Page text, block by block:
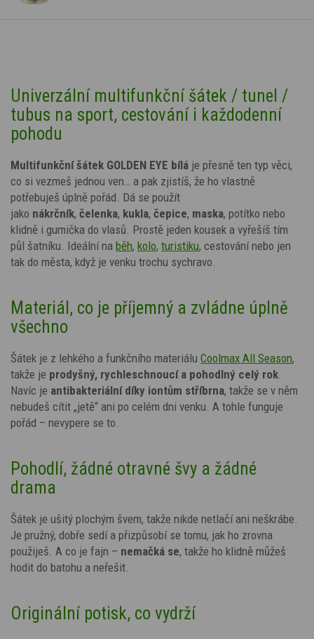
Univerzální multifunkční šátek / tunel /
tubus na sport, cestování i každodenní
pohodu
Multifunkční šátek GOLDEN EYE bílá je přesně ten typ věci,
co si vezmeš jednou ven… a pak zjistíš, že ho vlastně
potřebuješ úplně pořád. Dá se použít
jako nákrčník, čelenka, kukla, čepice, maska, potítko nebo
klidně i gumička do vlasů. Prostě jeden kousek a vyřešíš tím
půl šatníku. Ideální na běh, kolo, turistiku, cestování nebo jen
tak do města, když je venku trochu sychravo.
Materiál, co je příjemný a zvládne úplně
všechno
Šátek je z lehkého a funkčního materiálu Coolmax All Season,
takže je prodyšný, rychleschnoucí a pohodlný celý rok
Navíc je antibakteriální díky iontům stříbrna, takže se v něm
nebudeš cítit „jetě“ ani po celém dni venku. A tohle funguje
pořád – nevypere se to.
Pohodlí, žádné otravné švy a žádné
drama
Šátek je ušitý plochým švem, takže nikde netlačí ani neškrábe.
Je pružný, dobře sedí a přizpůsobí se tomu, jak ho zrovna
použiješ. A co je fajn – nemačká se, takže ho klidně můžeš
hodit do batohu a neřešit.
Originální potisk, co vydrží